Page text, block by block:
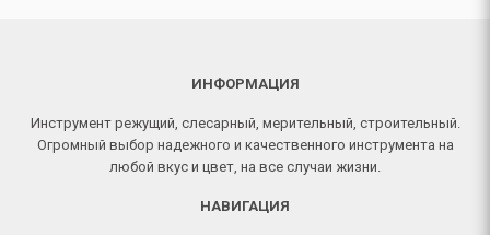
ИНФОРМАЦИЯ
Инструмент режущий, слесарный, мерительный, строительный.
Огромный выбор надежного и качественного инструмента на
любой вкус и цвет, на все случаи жизни.
НАВИГАЦИЯ